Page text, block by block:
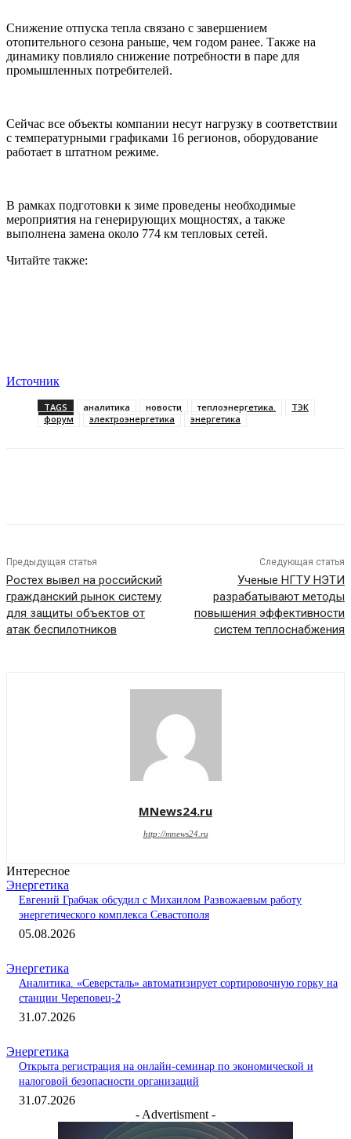
Снижение отпуска тепла связано с завершением
отопительного сезона раньше, чем годом ранее. Также на
динамику повлияло снижение потребности в паре для
промышленных потребителей.
Сейчас все объекты компании несут нагрузку в соответствии
с температурными графиками 16 регионов, оборудование
работает в штатном режиме.
В рамках подготовки к зиме проведены необходимые
мероприятия на генерирующих мощностях, а также
выполнена замена около 774 км тепловых сетей.
Читайте также:
Источник
TAGS аналитика новости теплоэнергетика.
ТЭК
форум
электроэнергетика энергетика
Предыдущая статья
Ростех вывел на российский
гражданский рынок систему
для защиты объектов от
атак беспилотников
Следующая статья
Ученые НГТУ НЭТИ
разрабатывают методы
повышения эффективности
систем теплоснабжения
MNews24.ru
http://mnews24.ru
Интересное
Энергетика
Евгений Грабчак обсудил с Михаилом Развожаевым работу
энергетического комплекса Севастополя
05.08.2026
Энергетика
Аналитика. «Северсталь» автоматизирует сортировочную горку на
станции Череповец-2
31.07.2026
Энергетика
Открыта регистрация на онлайн-семинар по экономической и
налоговой безопасности организаций
31.07.2026
- Advertisment -